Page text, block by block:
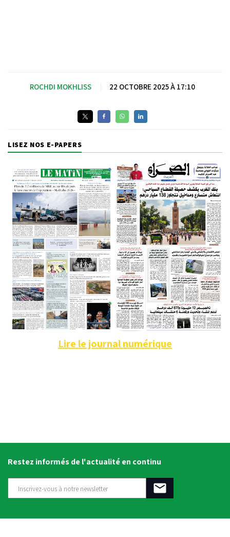
ROCHDI MOKHLISS 22 OCTOBRE 2025 À 17:10
LISEZ NOS E-PAPERS
Lire le journal numérique
Restez informés de l'actualité en continu